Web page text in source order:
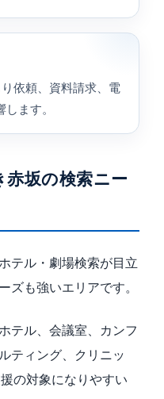
依頼、資料請求、電
ます。
赤坂の検索ニー
テル・劇場検索が目立
ズも強いエリアです。
テル、会議室、カンフ
ティング、クリニッ
の対象になりやすい